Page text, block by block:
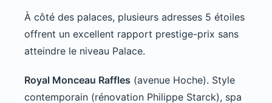
À côté des palaces, plusieurs adresses 5 étoiles
offrent un excellent rapport prestige-prix sans
atteindre le niveau Palace.
Royal Monceau Raffles (avenue Hoche). Style
contemporain (rénovation Philippe Starck), spa